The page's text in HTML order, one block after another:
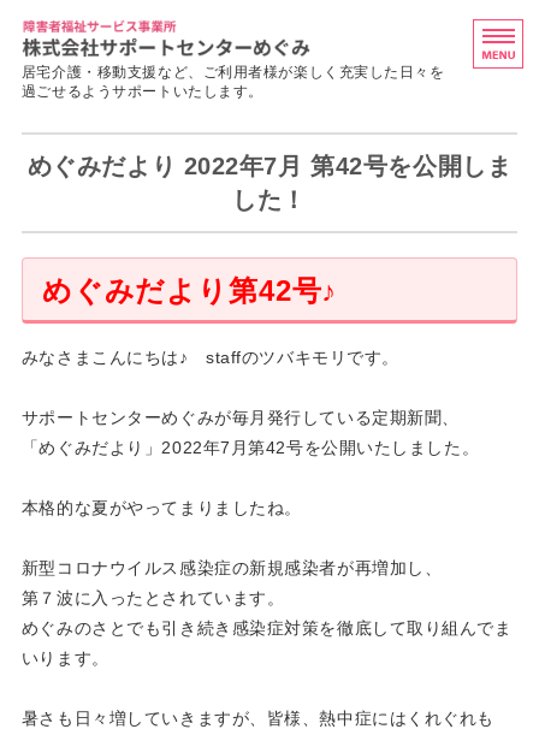
障害者福祉サービス事
居宅介護・移動支援など、ご利用者様が楽しく充実した日々を
過ごせるようサポートいたします。
ホーム
会社概要
お問い合わせ
めぐみだより 2022年7月 第42号を公開しま
した！
めぐみだより第42号♪
みなさまこんにちは♪ staffのツバキモリです。
サポートセンターめぐみが毎月発行している定期新聞、
「めぐみだより」2022年7月第42号を公開いたしました。
本格的な夏がやってまりましたね。
新型コロナウイルス感染症の新規感染者が再増加し、
第７波に入ったとされています。
めぐみのさとでも引き続き感染症対策を徹底して取り組んでま
いります。
暑さも日々増していきますが、皆様、熱中症にはくれぐれも